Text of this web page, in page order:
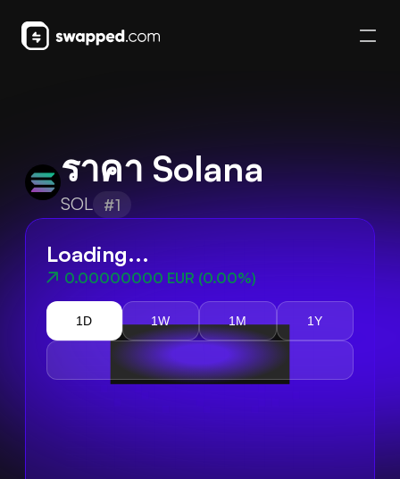
ราคา Solana
SOL #1
Loading...
0.00000000 EUR (0.00%)
1D 1W 1M 1Y